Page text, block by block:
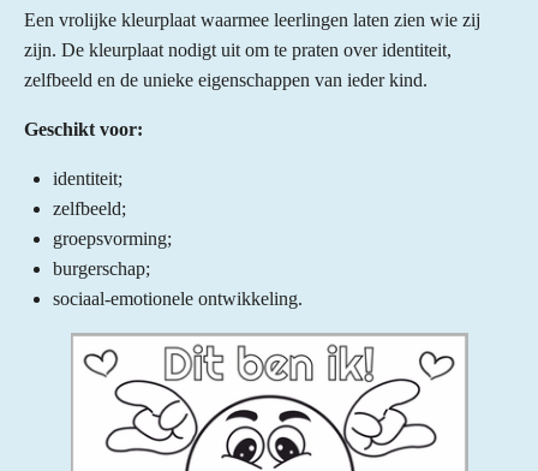
Een vrolijke kleurplaat waarmee leerlingen laten zien wie zij
zijn. De kleurplaat nodigt uit om te praten over identiteit,
zelfbeeld en de unieke eigenschappen van ieder kind.
Geschikt voor:
identiteit;
zelfbeeld;
groepsvorming;
burgerschap;
sociaal-emotionele ontwikkeling.